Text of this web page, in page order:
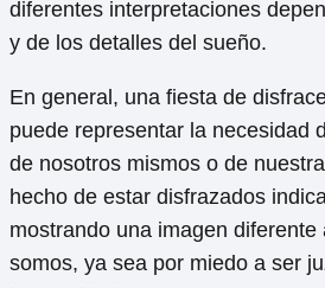
diferentes interpretaciones
y de los detalles del sueño.
En general, una fiesta de
puede representar la necesidad
de nosotros mismos o de
hecho de estar disfrazados
mostrando una imagen
somos, ya sea por miedo a ser